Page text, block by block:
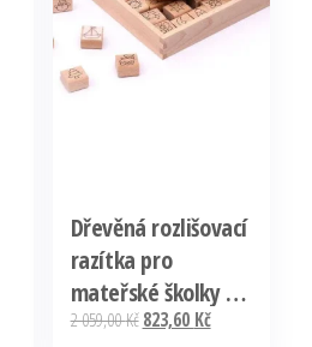
Dřevěná rozlišovací
razítka pro
mateřské školky –
Basic Tovární Cena
2 059,00Kč Původní
823,60 KčAktuální